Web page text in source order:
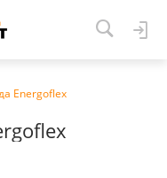
Energoflex